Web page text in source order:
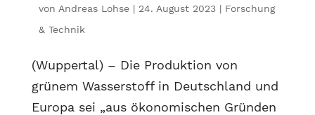
von Andreas Lohse| 24. August 2023| Forschung
& Technik
(Wuppertal) – Die Produktion von
grünem Wasserstoff in Deutschland und
Europa sei „aus ökonomischen Gründen